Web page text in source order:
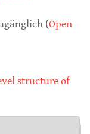
(Open
structure of